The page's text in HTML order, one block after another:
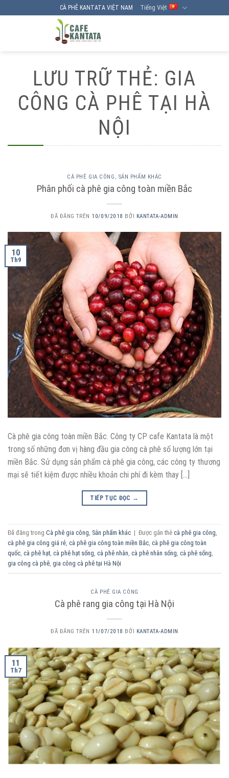
đến
CÀ PHÊ KANTATA VIỆT NAM Tiếng Việt
LƯU TRỮ THẺ: GIA
CÔNG CÀ PHÊ TẠI HÀ
NỘI
CÀ PHÊ GIA CÔNG , SẢN PHẨM KHÁC
Phân phối cà phê gia công toàn miền Bắc
ĐÃ ĐĂNG TRÊN 10/09/2018 BỞI KANTATA-ADMIN
10
Th9
Cà phê gia công toàn miền Bắc. Công ty CP cafe Kantata là một
trong số những đơn vị hàng đầu gia công cà phê số lượng lớn tại
miền Bắc. Sử dụng sản phẩm cà phê gia công, các công ty thương
mại sẽ tiết kiệm được nhiều khoản chi phí đi kèm thay […]
TIẾP TỤC ĐỌC →
Đã đăng trong Cà phê gia công, Sản phẩm khác | Được gắn thẻ cà phê gia công,
cà phê gia công giá rẻ, cà phê gia công toàn miền Bắc, cà phê gia công toàn
quốc, cà phê hạt, cà phê hạt sống, cà phê nhân, cà phê nhân sống, cà phê sống,
gia công cà phê, gia công cà phê tại Hà Nội
CÀ PHÊ GIA CÔNG
Cà phê rang gia công tại Hà Nội
ĐÃ ĐĂNG TRÊN 11/07/2018 BỞI KANTATA-ADMIN
11
Th7